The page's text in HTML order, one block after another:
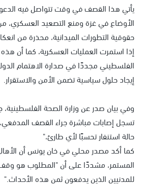
يأتي هذا القصف في وقت تتواصل فيه
الأوضاع في غزة ومنع التصعيد العسكري،
حقوقية التطورات الميدانية، محذرة من
إذا استمرت العمليات العسكرية، كما أن
الفلسطيني مجددًا في صدارة الاهتمام
إيجاد حلول سياسية تضمن الأمن والاستقرار.
وفي بيان صدر عن وزارة الصحة
تسجل إصابات مباشرة جراء القصف
حالة استنفار تحسبًا لأي طارئ،"
كما أكد مصدر محلي في خان يونس أن
المستمر، مشددًا على أن "المطلوب هو وقف
للمدنيين الذين يدفعون ثمن هذه الأحداث."